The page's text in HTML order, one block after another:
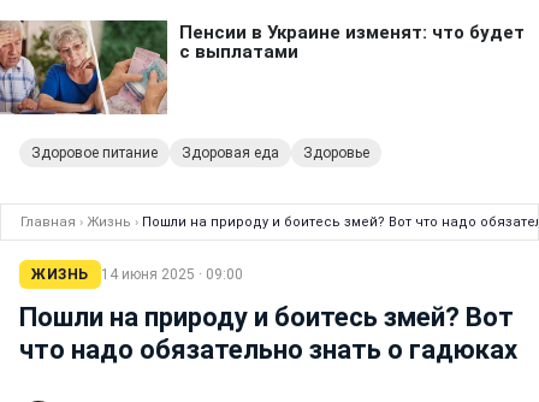
Здоровое питание Здоровая еда Здоровье
Главная › Жизнь › Пошли на природу и боитесь змей? Вот что надо
ЖИЗНЬ 14 июня 2025 · 09:00
Пошли на природу и боитесь змей? Вот
что надо обязательно знать о гадюках